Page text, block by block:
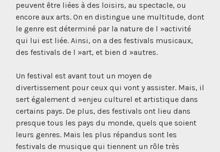
peuvent être liées à des loisirs, au spectacle, ou
encore aux arts. On en distingue une multitude, dont
le genre est déterminé par la nature de l »activité
qui lui est liée. Ainsi, on a des festivals musicaux,
des festivals de l »art, et bien d »autres.
Un festival est avant tout un moyen de
divertissement pour ceux qui vont y assister. Mais, il
sert également d »enjeu culturel et artistique dans
certains pays. De plus, des festivals ont lieu dans
presque tous les pays du monde, quels que soient
leurs genres. Mais les plus répandus sont les
festivals de musique qui tiennent un rôle très